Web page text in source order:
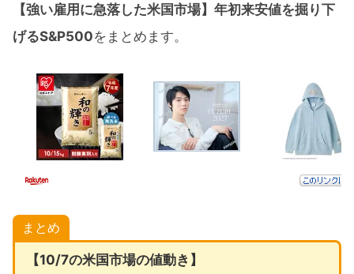
【強い雇用に急落した米国市場】年初来安値を掘り下
げるS&P500をまとめます。
まとめ
【10/7の米国市場の値動き】